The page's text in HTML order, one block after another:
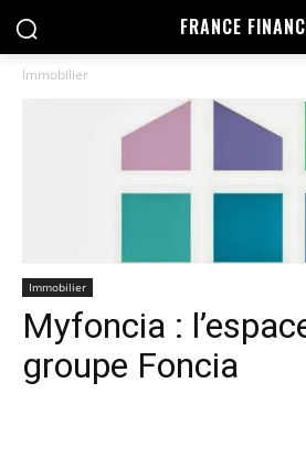
FRANCE
Immobilier
Immobilier
Myfoncia :
groupe Foncia